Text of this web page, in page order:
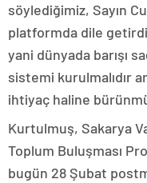
söylediğimiz, Sayın
platformda dile
yani dünyada barışı
sistemi kurulmalıdır
ihtiyaç haline
Kurtulmuş, Sakarya
Toplum Buluşması
bugün 28 Şubat